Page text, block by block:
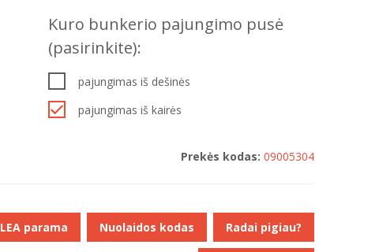
Kuro bunkerio pajungimo pusė
(pasirinkite):
pajungimas iš dešinės
pajungimas iš kairės
Prekės kodas: 09005304
LEA parama Nuolaidos kodas Radai pigiau?